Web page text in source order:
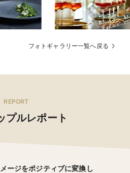
フォトギャラリー一覧へ戻る
REPORT
プルレポート
ージをポジティブに変換し